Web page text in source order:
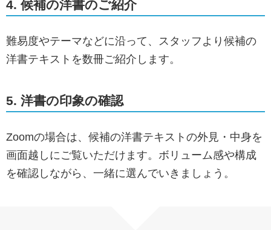
4. 候補の洋書のご紹介
難易度やテーマなどに沿って、スタッフより候補の
洋書テキストを数冊ご紹介します。
5. 洋書の印象の確認
Zoomの場合は、候補の洋書テキストの外見・中身を
画面越しにご覧いただけます。ボリューム感や構成
を確認しながら、一緒に選んでいきましょう。